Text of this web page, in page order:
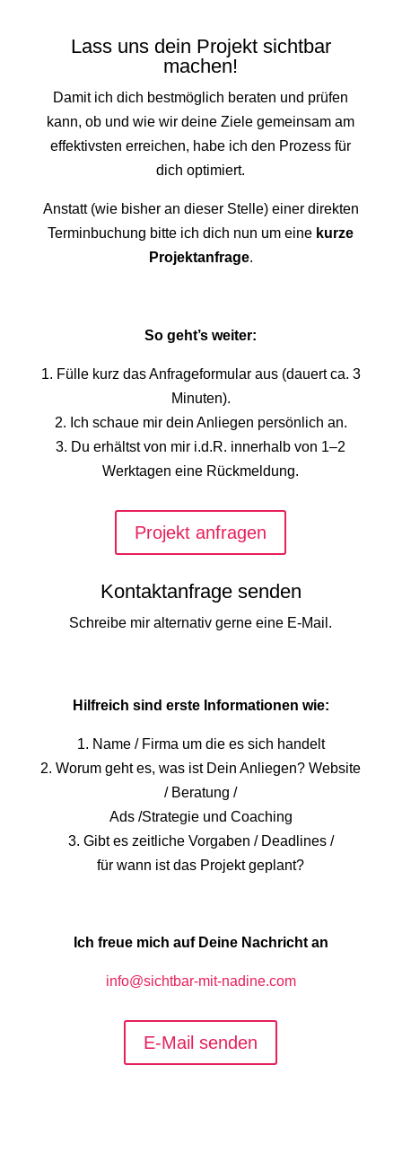
Lass uns dein Projekt sichtbar
machen!
Damit ich dich bestmöglich beraten und prüfen
kann, ob und wie wir deine Ziele gemeinsam am
effektivsten erreichen, habe ich den Prozess für
dich optimiert.
Anstatt (wie bisher an dieser Stelle) einer direkten
Terminbuchung bitte ich dich nun um eine kurze
Projektanfrage.
So geht’s weiter:
1. Fülle kurz das Anfrageformular aus (dauert ca. 3
Minuten).
2. Ich schaue mir dein Anliegen persönlich an.
3. Du erhältst von mir i.d.R. innerhalb von 1–2
Werktagen eine Rückmeldung.
Projekt anfragen
Kontaktanfrage senden
Schreibe mir alternativ gerne eine E-Mail.
Hilfreich sind erste Informationen wie:
1. Name / Firma um die es sich handelt
2. Worum geht es, was ist Dein Anliegen? Website
/ Beratung /
Ads /Strategie und Coaching
3. Gibt es zeitliche Vorgaben / Deadlines /
für wann ist das Projekt geplant?
Ich freue mich auf Deine Nachricht an
info@sichtbar-mit-nadine.com
E-Mail senden